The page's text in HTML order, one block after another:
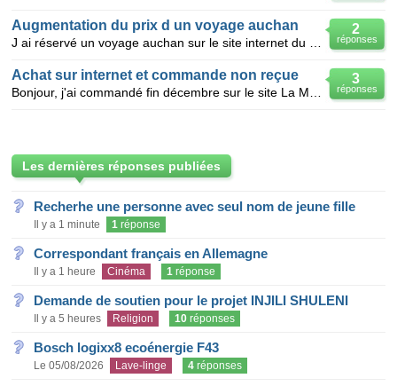
2
réponses
Augmentation du prix d un voyage auchan
3
réponses
Achat sur internet et commande non reçue
Les dernières réponses publiées
Recherhe une personne avec seul nom de jeune fille
Il y a 1 minute 1 réponse
Correspondant français en Allemagne
Il y a 1 heure Cinéma 1 réponse
Demande de soutien pour le projet INJILI SHULENI
Il y a 5 heures Religion 10 réponses
Bosch logixx8 ecoénergie F43
Le 05/08/2026 Lave-linge 4 réponses